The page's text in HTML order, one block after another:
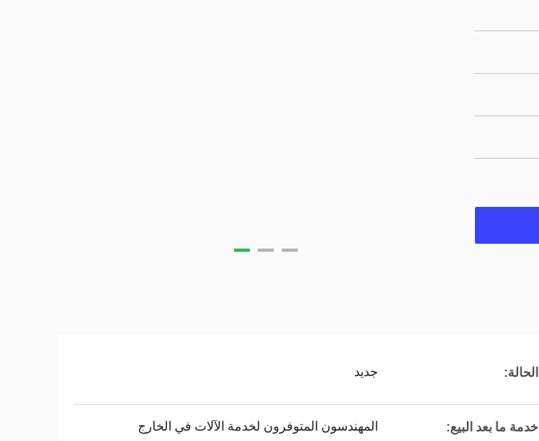
الحالة: جديد
خدمة ما بعد البيع: المهندسون المتوفرون لخدمة الآلات في الخارج